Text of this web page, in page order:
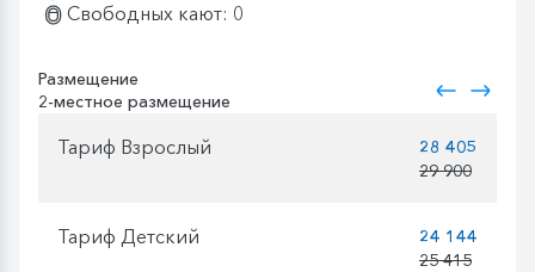
Свободных кают: 0
Размещение
2-местное размещение
Тариф Взрослый
28 405
29 900
Тариф Детский
24 144
25 415